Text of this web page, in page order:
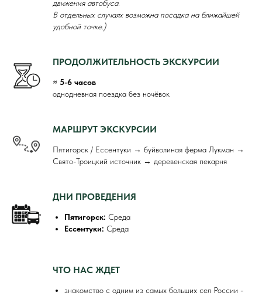
движения автобуса.
В отдельных случаях возможна посадка на ближайшей
удобной точке.)
ПРОДОЛЖИТЕЛЬНОСТЬ ЭКСКУРСИИ
≈ 5-6 часов
однодневная поездка без ночёвок
МАРШРУТ ЭКСКУРСИИ
Пятигорск / Ессентуки → буйволиная ферма Лукман →
Свято-Троицкий источник → деревенская пекарня
ДНИ ПРОВЕДЕНИЯ
Пятигорск: Среда
Ессентуки: Среда
ЧТО НАС ЖДЕТ
знакомство с одним из самых больших сел России -